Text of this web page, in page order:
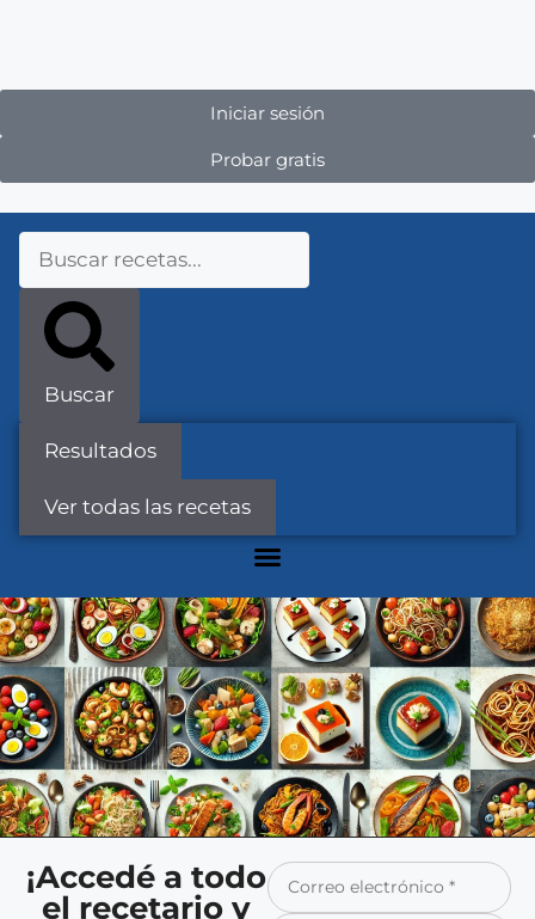
Iniciar sesión
Probar gratis
Buscar
Resultados
Ver todas las recetas
¡Accedé a todo
el recetario y